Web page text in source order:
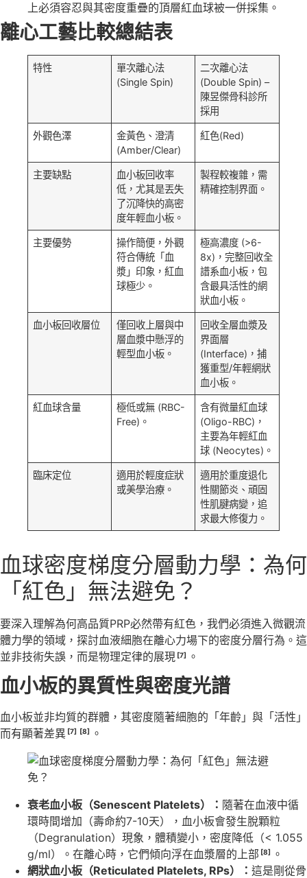
上必須容忍與其密度重疊的頂層紅血球被一併採集。
離心工藝比較總結表
特性
單次離心法
(Single Spin)
二次離心法
(Double Spin) –
陳昱傑骨科診所
採用
外觀色澤
金黃色、澄清
(Amber/Clear)
紅色(Red)
主要缺點
血小板回收率
低，尤其是丟失
了沉降快的高密
度年輕血小板。
製程較複雜，需
精確控制界面。
主要優勢
操作簡便，外觀
符合傳統「血
漿」印象，紅血
球極少。
極高濃度 (>6-
8x)，完整回收全
譜系血小板，包
含最具活性的網
狀血小板。
血小板回收層位
僅回收上層與中
層血漿中懸浮的
輕型血小板。
回收全層血漿及
界面層
(Interface)，捕
獲重型/年輕網狀
血小板。
紅血球含量
極低或無 (RBC-
Free)。
含有微量紅血球
(Oligo-RBC)，
主要為年輕紅血
球 (Neocytes)。
臨床定位
適用於輕度症狀
或美學治療。
適用於重度退化
性關節炎、頑固
性肌腱病變，追
求最大修復力。
血球密度梯度分層動力學：為何
「紅色」無法避免？
要深入理解為何高品質PRP必然帶有紅色，我們必須進入微觀流
體力學的領域，探討血液細胞在離心力場下的密度分層行為。這
並非技術失誤，而是物理定律的展現 [7] 。
血小板的異質性與密度光譜
血小板並非均質的群體，其密度隨著細胞的「年齡」與「活性」
而有顯著差異 [7] [8] 。
衰老血小板（Senescent Platelets）： 隨著在血液中循
環時間增加（壽命約7-10天），血小板會發生脫顆粒
（Degranulation）現象，體積變小，密度降低（< 1.055
g/ml）。在離心時，它們傾向浮在血漿層的上部 [8]
。
網狀血小板（Reticulated Platelets, RPs）： 這是剛從骨